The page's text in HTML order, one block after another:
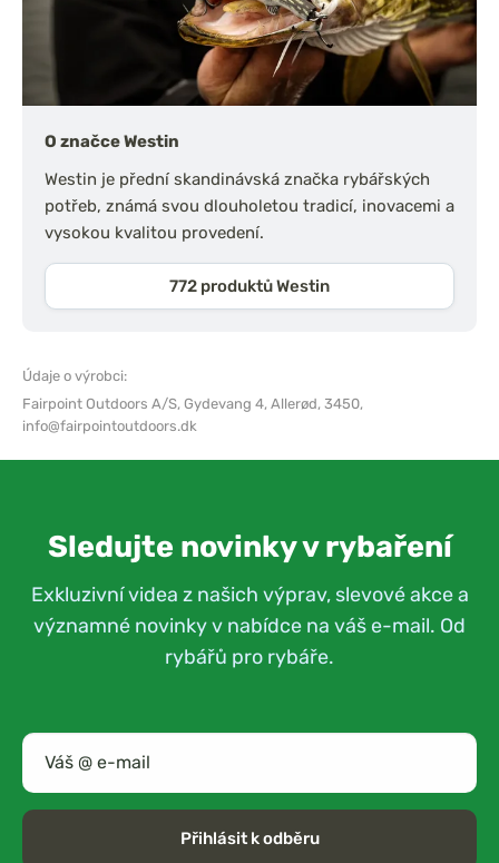
O značce Westin
Westin je přední skandinávská značka rybářských
potřeb, známá svou dlouholetou tradicí, inovacemi a
vysokou kvalitou provedení.
772 produktů Westin
Údaje o výrobci:
Fairpoint Outdoors A/S, Gydevang 4, Allerød, 3450,
info@fairpointoutdoors.dk
Sledujte novinky v rybaření
Exkluzivní videa z našich výprav, slevové akce a
významné novinky v nabídce na váš e-mail. Od
rybářů pro rybáře.
Přihlásit k odběru